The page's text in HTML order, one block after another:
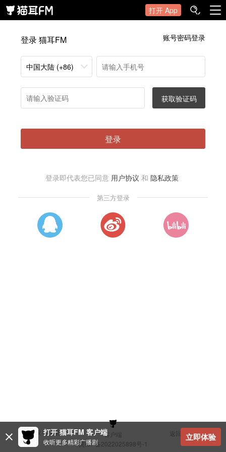
打开 App
登录 猫耳FM 账号密码登录
中国大陆 (+86)
获取验证码
登录
登录即代表您已同意 用户协议 和 隐私政策
第三方登录
建议与反馈 客户端
返回顶部
冀ICP备2022025898号-1
打开 猫耳FM 客户端
收听更多精彩广播剧 立即体验